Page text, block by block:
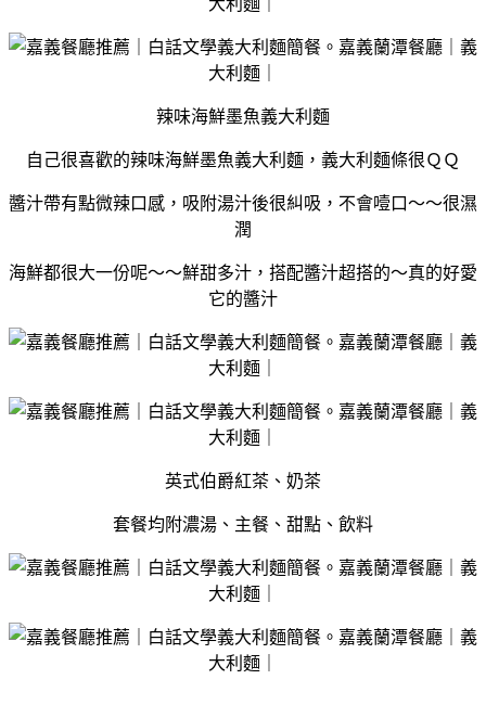
辣味海鮮墨魚義大利麵
自己很喜歡的辣味海鮮墨魚義大利麵，義大利麵條很ＱＱ
醬汁帶有點微辣口感，吸附湯汁後很糾吸，不會噎口～～很濕
潤
海鮮都很大一份呢～～鮮甜多汁，搭配醬汁超搭的～真的好愛
它的醬汁
英式伯爵紅茶、奶茶
套餐均附濃湯、主餐、甜點、飲料